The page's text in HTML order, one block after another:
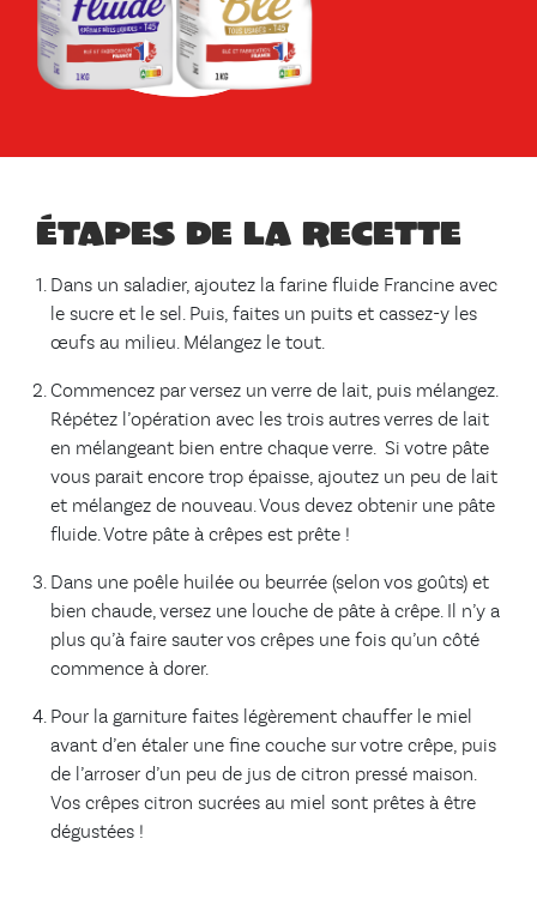
Étapes de la recette
Dans un saladier, ajoutez la farine fluide Francine avec
le sucre et le sel. Puis, faites un puits et cassez-y les
œufs au milieu. Mélangez le tout.
Commencez par versez un verre de lait, puis mélangez.
Répétez l’opération avec les trois autres verres de lait
en mélangeant bien entre chaque verre. Si votre pâte
vous parait encore trop épaisse, ajoutez un peu de lait
et mélangez de nouveau. Vous devez obtenir une pâte
fluide. Votre pâte à crêpes est prête !
Dans une poêle huilée ou beurrée (selon vos goûts) et
bien chaude, versez une louche de pâte à crêpe. Il n’y a
plus qu’à faire sauter vos crêpes une fois qu’un côté
commence à dorer.
Pour la garniture faites légèrement chauffer le miel
avant d’en étaler une fine couche sur votre crêpe, puis
de l’arroser d’un peu de jus de citron pressé maison.
Vos crêpes citron sucrées au miel sont prêtes à être
dégustées !